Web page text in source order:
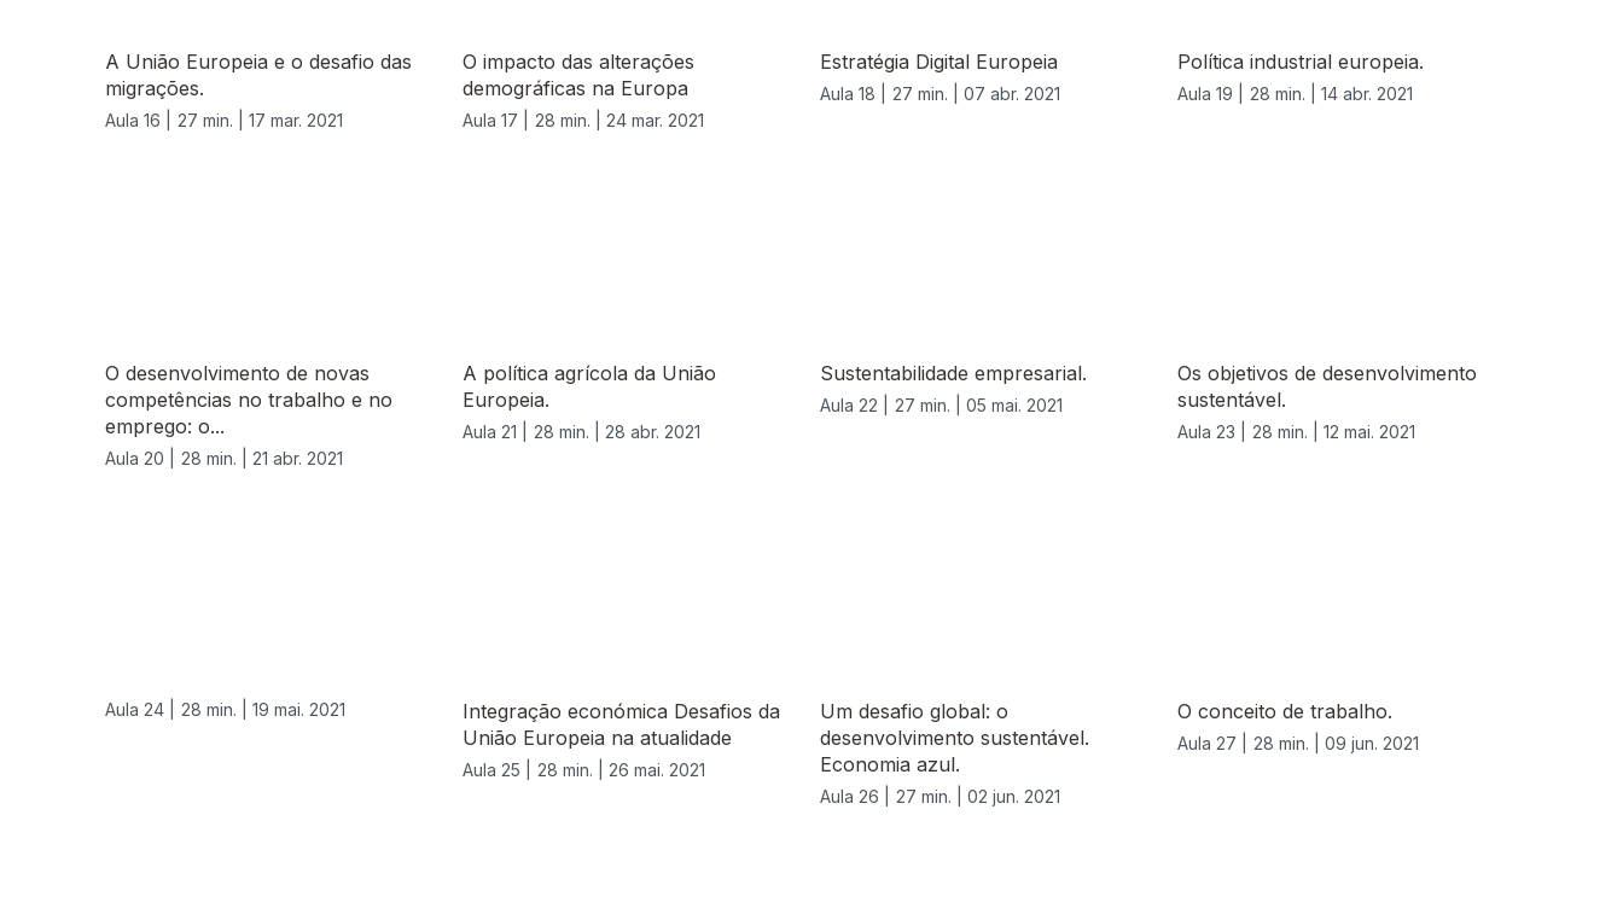
A União Europeia e o desafio das
migrações.
Aula 16 | 27 min. | 17 mar. 2021
O impacto das alterações
demográficas na Europa
Aula 17 | 28 min. | 24 mar. 2021
Estratégia Digital Europeia
Aula 18 | 27 min. | 07 abr. 2021
Política industrial europeia.
Aula 19 | 28 min. | 14 abr. 2021
O desenvolvimento de novas
competências no trabalho e no
emprego: o...
Aula 20 | 28 min. | 21 abr. 2021
A política agrícola da União
Europeia.
Aula 21 | 28 min. | 28 abr. 2021
Sustentabilidade empresarial.
Aula 22 | 27 min. | 05 mai. 2021
Os objetivos de desenvolvimento
sustentável.
Aula 23 | 28 min. | 12 mai. 2021
Aula 24 | 28 min. | 19 mai. 2021
Integração económica Desafios da
União Europeia na atualidade
Aula 25 | 28 min. | 26 mai. 2021
Um desafio global: o
desenvolvimento sustentável.
Economia azul.
Aula 26 | 27 min. | 02 jun. 2021
O conceito de trabalho.
Aula 27 | 28 min. | 09 jun. 2021